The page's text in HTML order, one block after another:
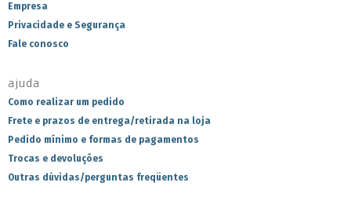
Empresa
Privacidade e Segurança
Fale conosco
ajuda
Como realizar um pedido
Frete e prazos de entrega/retirada na loja
Pedido mínimo e formas de pagamentos
Trocas e devoluções
Outras dúvidas/perguntas freqüentes